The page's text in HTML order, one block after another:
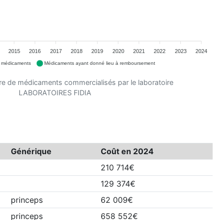
2015 2016 2017 2018 2019 2020 2021 2022 2023 2024
Médicaments ayant donné lieu à remboursement
de médicaments commercialisés par le laboratoire
LABORATOIRES FIDIA
Générique
Coût en 2024
210 714€
129 374€
princeps
62 009€
princeps 658 552€